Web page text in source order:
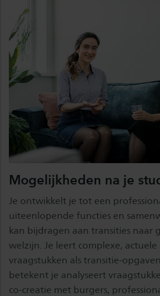
Mogelijkheden na je
Je ontwikkelt je tot een
uiteenlopende functies en
kan bijdragen aan transities naar
welzijn. Je leert complexe,
vraagstukken als transitie-
betekent je analyseert
co-creatie met burgers,